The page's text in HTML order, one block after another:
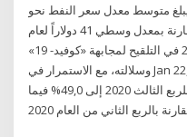
متوسط معدل سعر النفط نحو
44 دولاراً للبرميل في عام 2021، مقارنة بمعدل وسطي 41 دولاراً لعام
2020، إذ يتوقع الانهماك خلال عام 2021 في التلقيح لمجابهة «كوفيد- 19»
وسلالته، مع الاستمرار في Jan 22, 2021 · من جهة أخرى، ارتفع معدل
المشاركة في القوى العاملة للسكان للربع الثالث 2020 إلى 49,0% فيما